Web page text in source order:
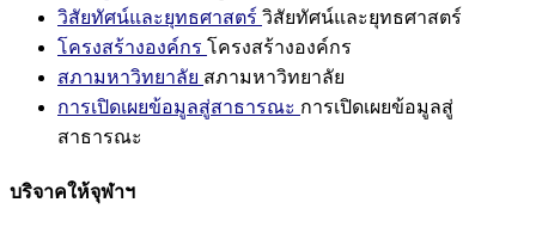
วิสัยทัศน์และยุทธศาสตร์ วิสัยทัศน์และยุทธศาสตร์
โครงสร้างองค์กร โครงสร้างองค์กร
สภามหาวิทยาลัย สภามหาวิทยาลัย
การเปิดเผยข้อมูลสู่สาธารณะ การเปิดเผยข้อมูลสู่
สาธารณะ
บริจาคให้จุฬาฯ